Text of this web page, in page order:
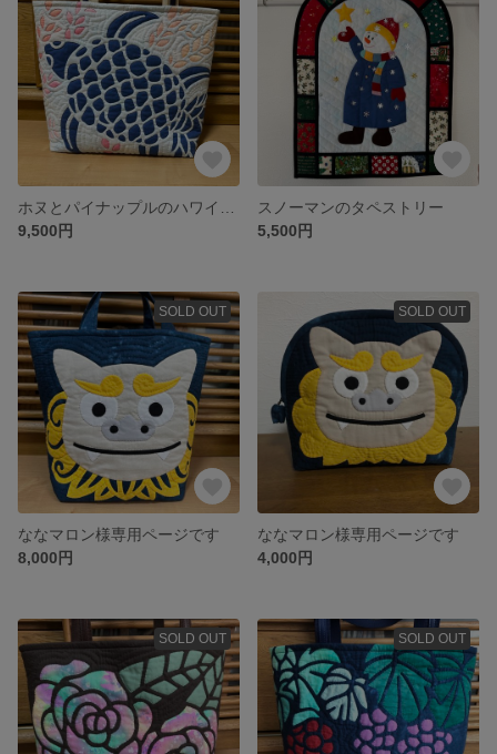
9,500円
スノーマンのタペストリー
5,500円
SOLD OUT
ななマロン様専用ページです
8,000円
SOLD OUT
ななマロン様専用ページです
4,000円
SOLD OUT SOLD OUT